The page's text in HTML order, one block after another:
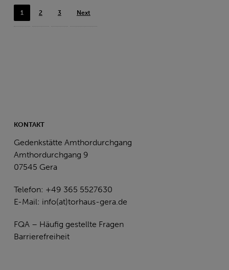
1 2 3 Next
KONTAKT
Gedenkstätte Amthordurchgang
Amthordurchgang 9
07545 Gera
Telefon: +49 365 5527630
E-Mail: info(at)torhaus-gera.de
FQA – Häufig gestellte Fragen
Barrierefreiheit